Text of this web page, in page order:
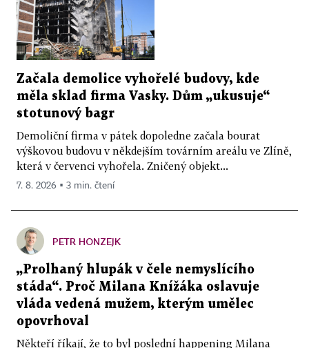
Začala demolice vyhořelé budovy, kde
měla sklad firma Vasky. Dům „ukusuje“
stotunový bagr
Demoliční firma v pátek dopoledne začala bourat
výškovou budovu v někdejším továrním areálu ve Zlíně,
která v červenci vyhořela. Zničený objekt...
7. 8. 2026 ▪ 3 min. čtení
PETR HONZEJK
„Prolhaný hlupák v čele nemyslícího
stáda“. Proč Milana Knížáka oslavuje
vláda vedená mužem, kterým umělec
opovrhoval
Někteří říkají, že to byl poslední happening Milana